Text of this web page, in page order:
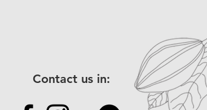
colesterol malo
estado. También
vitamina E, que
causado por los
Por otro lado, el
aporta flavonoides
Tamaño 300gr =
(30gr =
medidoras)
Contact us in: